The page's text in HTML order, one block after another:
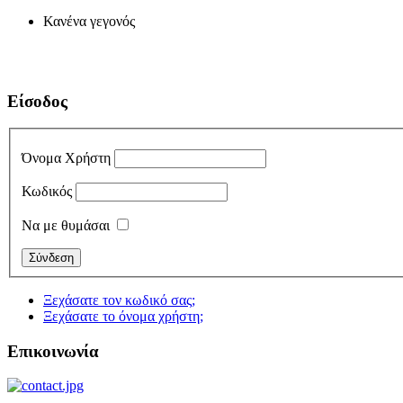
Κανένα γεγονός
Είσοδος
Όνομα Χρήστη
Κωδικός
Να με θυμάσαι
Ξεχάσατε τον κωδικό σας;
Ξεχάσατε το όνομα χρήστη;
Επικοινωνία